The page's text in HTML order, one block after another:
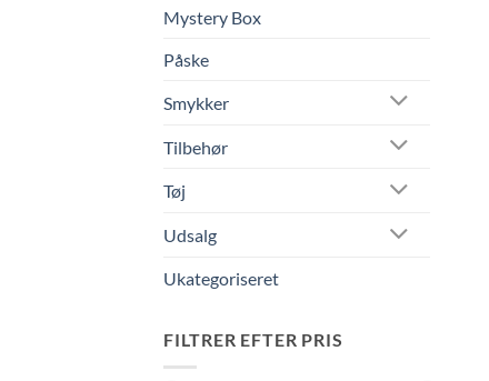
Mystery Box
Påske
Smykker
Tilbehør
Tøj
Udsalg
Ukategoriseret
FILTRER EFTER PRIS